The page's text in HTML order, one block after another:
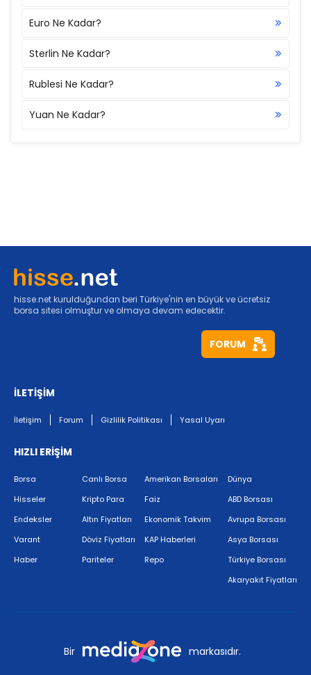
Euro Ne Kadar?
Sterlin Ne Kadar?
Rublesi Ne Kadar?
Yuan Ne Kadar?
hisse.net kurulduğundan beri Türkiye'nin en büyük ve ücretsiz
borsa sitesi olmuştur ve olmaya devam edecektir.
FORUM
İLETİŞİM
İletişim Forum Gizlilik Politikası Yasal Uyarı
HIZLI ERİŞİM
Borsa
Hisseler
Endeksler
Varant
Haber
Canlı Borsa
Kripto Para
Altın Fiyatları
Döviz Fiyatları
Pariteler
Amerikan Borsaları
Faiz
Ekonomik Takvim
KAP Haberleri
Repo
Dünya
ABD Borsası
Avrupa Borsası
Asya Borsası
Türkiye Borsası
Akaryakıt Fiyatları
Bir markasıdır.